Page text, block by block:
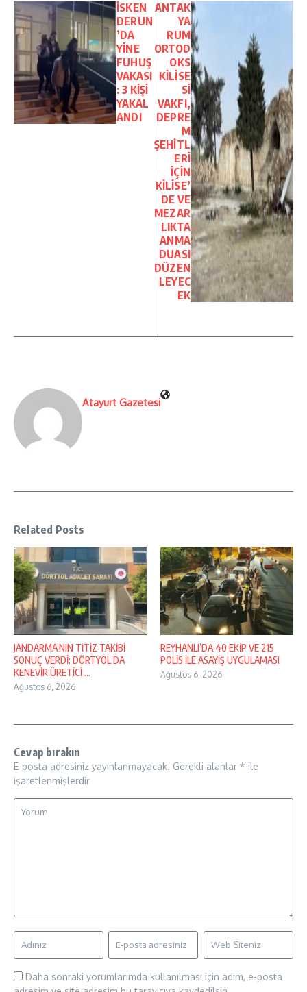
İSKEN
DERUN
’DA
YİNE
FUHUŞ
VAKASI
: 3 KİŞİ
YAKAL
ANDI
ANTAK
YA
RUM
ORTOD
OKS
KİLİSE
Sİ
VAKFI,
DEPRE
M
ŞEHİTL
ERİ
İÇİN
KİLİSE’
DE VE
MEZAR
LIKTA
ANMA
DUASI
DÜZEN
LEYEC
EK
Atayurt Gazetesi
Related Posts
JANDARMA’NIN TİTİZ TAKİBİ
SONUÇ VERDİ: DÖRTYOL’DA
KENEVİR ÜRETİCİ ...
Ağustos 6, 2026
REYHANLI’DA 40 EKİP VE 215
POLİS İLE ASAYİŞ UYGULAMASI
Ağustos 6, 2026
Cevap bırakın
E-posta adresiniz yayınlanmayacak. Gerekli alanlar * ile
işaretlenmişlerdir
Daha sonraki yorumlarımda kullanılması için adım, e-posta